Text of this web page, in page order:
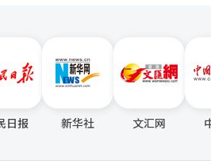
日报 新华社 文汇网